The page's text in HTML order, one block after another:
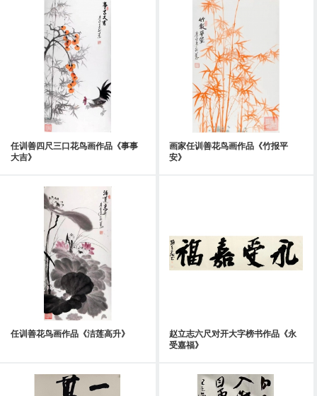
任训善四尺三口花鸟画作品《事事
大吉》
画家任训善花鸟画作品《竹报平
安》
任训善花鸟画作品《洁莲高升》
赵立志六尺对开大字榜书作品《永
受嘉福》